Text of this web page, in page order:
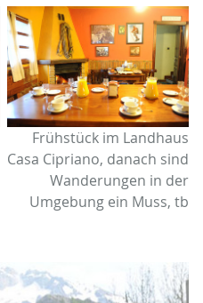
Frühstück im Landhaus
Casa Cipriano, danach sind
Wanderungen in der
Umgebung ein Muss, tb